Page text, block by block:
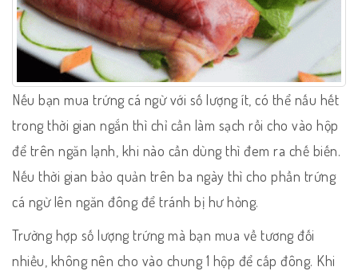
Nếu bạn mua trứng cá ngừ với số lượng ít, có thể nấu hết
trong thời gian ngắn thì chỉ cần làm sạch rồi cho vào hộp
để trên ngăn lạnh, khi nào cần dùng thì đem ra chế biến.
Nếu thời gian bảo quản trên ba ngày thì cho phần trứng
cá ngừ lên ngăn đông để tránh bị hư hỏng.
Trường hợp số lượng trứng mà bạn mua về tương đối
nhiều, không nên cho vào chung 1 hộp để cấp đông. Khi